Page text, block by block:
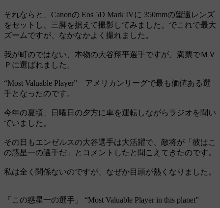
それならと、Canonの Eos 5D Mark IVに 350mmの望遠レンズ
をセットし、三脚を据えて撮影してみました。でこれで最大
ズームですが、なかなかよく撮れました。
我が町のではない、本物の大谷翔平選手ですが、満票でＭＶ
Ｐに選ばれました。
“Most Valuable Player” アメリカンリーグで最も価値ある選
手となったのです。
今年の夏頃、日曜日の夕方に車を運転しながらラジオを聞い
ていました。
その日もエンゼルスの大谷選手は大活躍で、敵将が「彼はこ
の惑星一の選手だ」とコメントしたと聞こえてきたのです。
私は全く関係ないのですが、なぜか目頭が熱くなりました。
「この惑星一の選手」 “Most Valuable Player in this planet”